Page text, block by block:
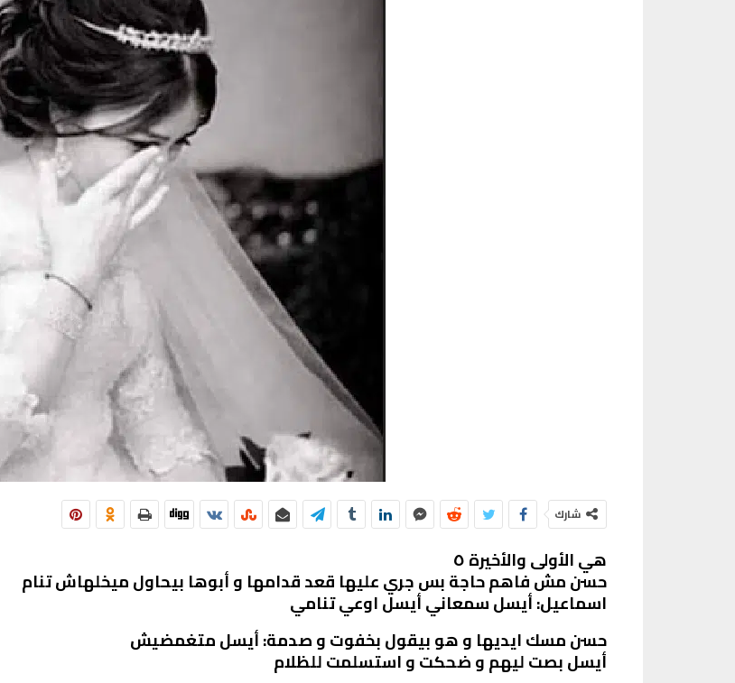
شارك
هي الأولى والأخيرة ٥
حسن مش فاهم حاجة بس جري عليها قعد قدامها و أبوها بيحاول ميخلهاش تنام
اسماعيل: أيسل سمعاني أيسل اوعي تنامي
حسن مسك ايديها و هو بيقول بخفوت و صدمة: أيسل متغمضيش
أيسل بصت ليهم و ضحكت و استسلمت للظلام